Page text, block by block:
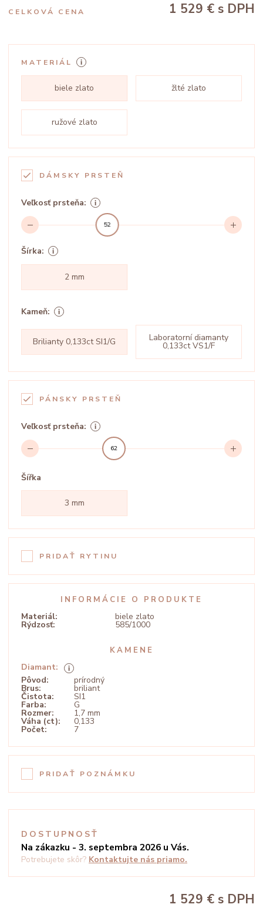
CELKOVÁ CENA 1 529 € s DPH
MATERIÁL
biele zlato žlté zlato
ružové zlato
DÁMSKY PRSTEŇ
Veľkosť prsteňa:
52
Šírka:
2 mm
Kameň:
Brilianty 0,133ct SI1/G Laboratorní diamanty
0,133ct VS1/F
PÁNSKY PRSTEŇ
Veľkosť prsteňa:
62
Šířka
3 mm
PRIDAŤ RYTINU
INFORMÁCIE O PRODUKTE
Materiál: biele zlato
Rýdzosť: 585/1000
KAMENE
Diamant:
Pôvod:
prírodný
Brus: briliant
Čistota: SI1
Farba: G
Rozmer: 1,7 mm
Váha (ct): 0,133
Počet: 7
PRIDAŤ POZNÁMKU
DOSTUPNOSŤ
Na zákazku - 3. septembra 2026 u Vás.
Potrebujete skôr? Kontaktujte nás priamo.
1 529 € s DPH